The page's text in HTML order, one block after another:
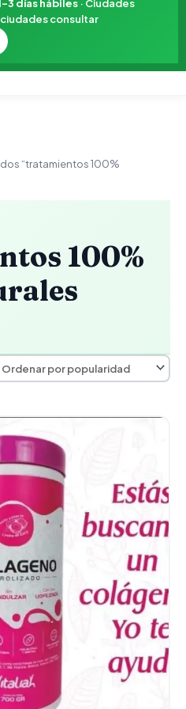
días hábiles· Ciudades
ciudades consultar
“tratamientos 100%
100%